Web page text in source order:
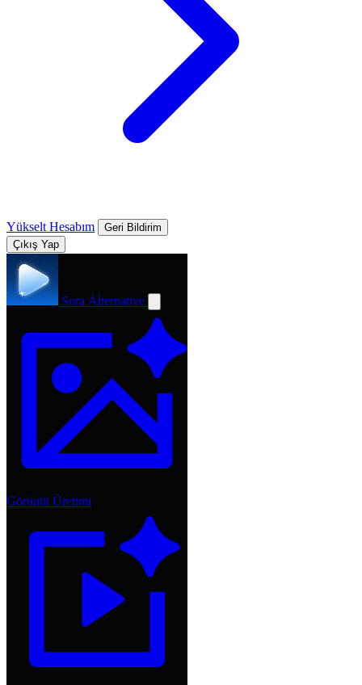
Yükselt Hesabım
Geri Bildirim
Çıkış Yap
Sora Alternative
Görüntü Üretimi